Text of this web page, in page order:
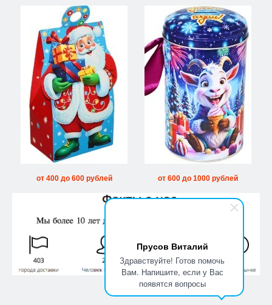
Прусов Виталий
Здравствуйте! Готов помочь
Вам. Напишите, если у Вас
появятся вопросы
от 400 до 600 рублей от 600 до 1000 рублей